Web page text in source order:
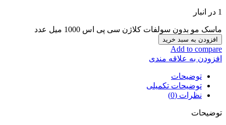
1 در انبار
ماسک مو بدون سولفات کلاژن سی پی اس 1000 میل عدد
افزودن به سبد خرید
Add to compare
افزودن به علاقه مندی
توضیحات
توضیحات تکمیلی
نظرات (0)
توضیحات